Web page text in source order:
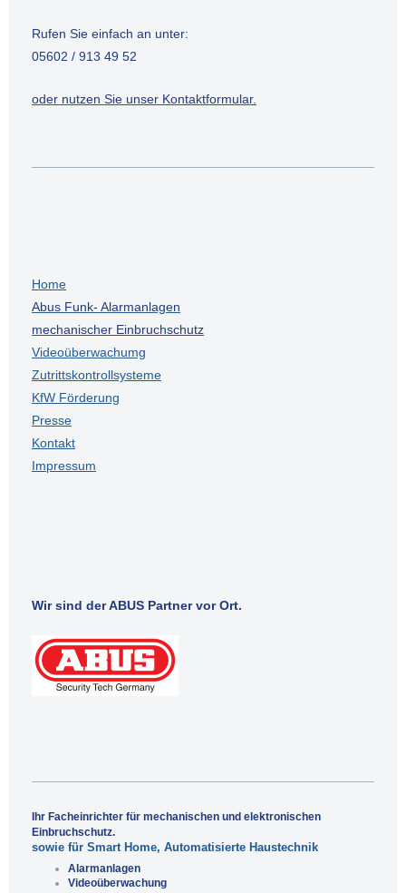
Rufen Sie einfach an unter:
05602 / 913 49 52
oder nutzen Sie unser Kontaktformular.
Home
Abus Funk- Alarmanlagen
mechanischer Einbruchschutz
Videoüberwachumg
Zutrittskontrollsysteme
KfW Förderung
Presse
Kontakt
Impressum
Wir sind der ABUS Partner vor Ort.
Ihr Facheinrichter für mechanischen und elektronischen
Einbruchschutz.
sowie für Smart Home, Automatisierte Haustechnik
Alarmanlagen
Videoüberwachung